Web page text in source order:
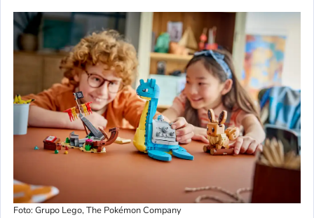
Foto: Grupo Lego, The Pokémon Company